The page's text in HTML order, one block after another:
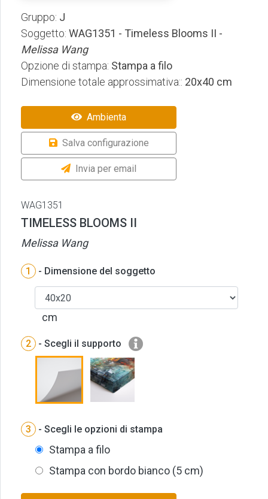
Gruppo: J
Soggetto: WAG1351 - Timeless Blooms II -
Melissa Wang
Opzione di stampa: Stampa a filo
Dimensione totale approssimativa:: 20x40 cm
Ambienta
Salva configurazione
Invia per email
WAG1351
TIMELESS BLOOMS II
Melissa Wang
1 - Dimensione del soggetto
cm
2 - Scegli il supporto
3 - Scegli le opzioni di stampa
Stampa a filo
Stampa con bordo bianco (5 cm)